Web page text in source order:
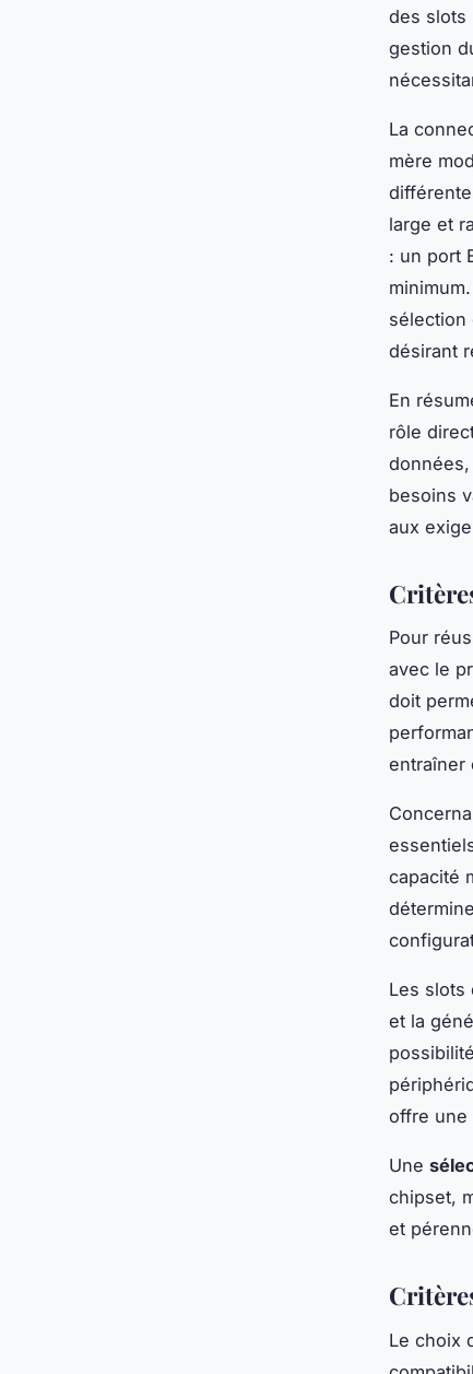
des slots
gestion
La
mère
large et
: un port
sélection
désirant
En
rôle
besoins
aux
Pour
avec le
doit
entraîner
capacité
Les slots
et la
offre une
Une
chipset,
et
Le choix